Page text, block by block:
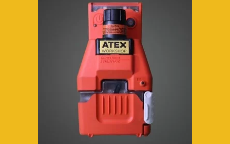
Voir plus...